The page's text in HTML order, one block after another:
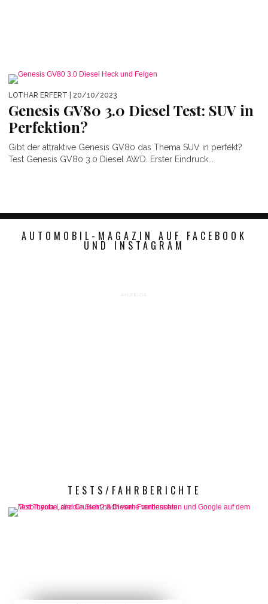
LOTHAR ERFERT | 20/10/2023
Genesis GV80 3.0 Diesel Test: SUV in
Perfektion?
Gibt der attraktive Genesis GV80 das Thema SUV in perfekt?
Test Genesis GV80 3.0 Diesel AWD. Erster Eindruck...
AUTOMOBIL-MAGAZIN AUF FACEBOOK
UND INSTAGRAM
ANZEIGE
TESTS/FAHRBERICHTE